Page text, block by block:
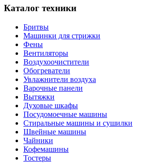
Каталог техники
Бритвы
Машинки для стрижки
Фены
Вентиляторы
Воздухоочистители
Обогреватели
Увлажнители воздуха
Варочные панели
Вытяжки
Духовые шкафы
Посудомоечные машины
Стиральные машины и сушилки
Швейные машины
Чайники
Кофемашины
Тостеры